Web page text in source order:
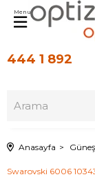
444 1 892
Menu
Anasayfa
Swarovski 6006